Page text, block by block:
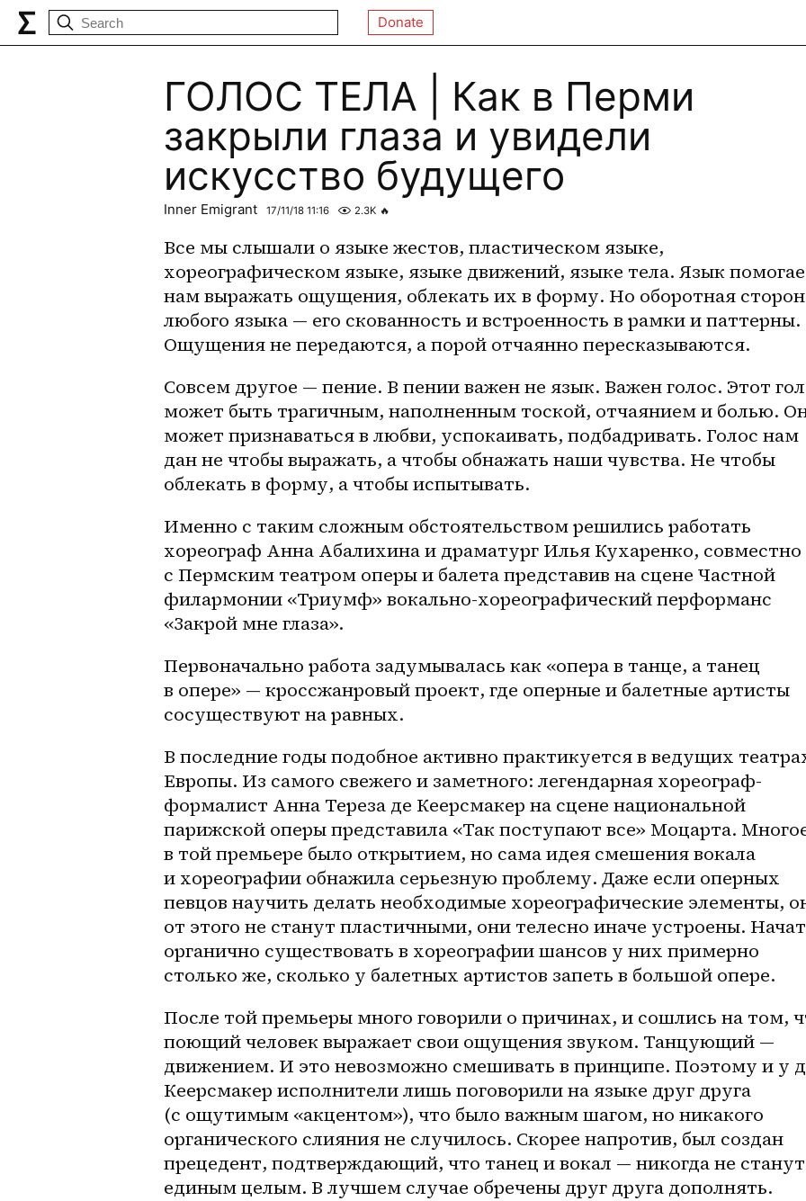
Donate
ГОЛОС ТЕЛА | Как в Перми
закрыли глаза и увидели
искусство будущего
Inner Emigrant 17/11/18 11:16 2.3K 🔥
Все мы слышали о языке жестов, пластическом языке,
хореографическом языке, языке движений, языке тела. Язык
нам выражать ощущения, облекать их в форму. Но оборотная
любого языка — его скованность и встроенность в рамки и паттерны.
Ощущения не передаются, а порой отчаянно пересказываются.
Совсем другое — пение. В пении важен не язык. Важен голос. Этот
может быть трагичным, наполненным тоской, отчаянием и болью.
может признаваться в любви, успокаивать, подбадривать. Голос нам
дан не чтобы выражать, а чтобы обнажать наши чувства. Не чтобы
облекать в форму, а чтобы испытывать.
Именно с таким сложным обстоятельством решились работать
хореограф Анна Абалихина и драматург Илья Кухаренко​, совместно
с Пермским театром оперы и балета представив на сцене Частной
филармонии «Триумф»​ вокально-хореографический перформанс
«Закрой мне глаза».
Первоначально работа задумывалась как «опера в танце, а танец
в опере» — кроссжанровый проект, где оперные и балетные артисты
сосуществуют на равных.
В последние годы подобное активно практикуется в ведущих
Европы. Из самого свежего и заметного: легендарная хореограф-
формалист Анна Тереза де Кеерсмакер на сцене национальной
парижской оперы представила «Так поступают все» Моцарта.
в той премьере было открытием, но сама идея смешения вокала
и хореографии обнажила серьезную проблему. Даже если оперных
певцов научить делать необходимые хореографические элементы,
от этого не станут пластичными, они телесно иначе устроены.
органично существовать в хореографии шансов у них примерно
столько же, сколько у балетных артистов запеть в большой опере.
После той премьеры много говорили о причинах, и сошлись на том,
поющий человек выражает свои ощущения звуком. Танцующий —
движением. И это невозможно смешивать в принципе. Поэтому и у
Кеерсмакер исполнители лишь поговорили на языке друг друга
(с ощутимым «акцентом»), что было важным шагом, но никакого
органического слияния не случилось. Скорее напротив, был создан
прецедент, подтверждающий, что танец и вокал — никогда не станут
единым целым. В лучшем случае обречены друг друга дополнять.